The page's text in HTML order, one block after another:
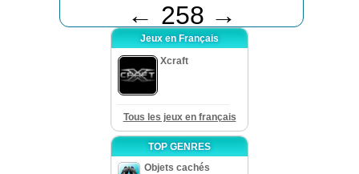
← 258 →
Jeux en Français
Xcraft
Tous les jeux en français
TOP GENRES
Objets cachés